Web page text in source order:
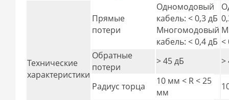
Технические
характеристики
Прямые
потери
Одномодовый
кабель: < 0,3 дБ
Многомодовый
кабель: < 0,4 дБ <
Обратные
потери
> 45 дБ >
Радиус торца
10 мм < R < 25
мм